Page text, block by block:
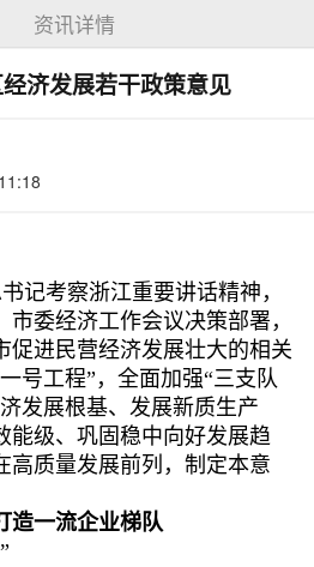
资讯详情
济发展若干政策意见
记考察浙江重要讲话精神，
委经济工作会议决策部署，
促进民营经济发展壮大的相关
号工程”，全面加强“三支队
发展根基、发展新质生产
能级、巩固稳中向好发展趋
高质量发展前列，制定本意
造一流企业梯队